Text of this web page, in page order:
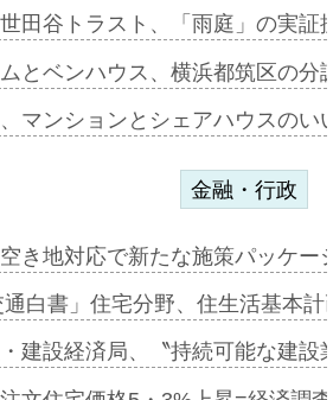
田谷トラスト、「雨庭」の実
とベンハウス、横浜都筑区の
マンションとシェアハウスの
金融・行政
き地対応で新たな施策パッケ
通白書」住宅分野、住生活基本
建設経済局、〝持続可能な建